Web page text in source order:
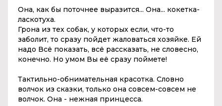
Она, как бы поточнее выразится... Она... кокетка-
ласкотуха.
Грона из тех собак, у которых если, что-то
заболит, то сразу пойдет жаловаться хозяйке. Ей
надо Всё показать, всё рассказать, не словесно,
конечно. Но умом Вы её сразу поймете!
Тактильно-обнимательная красотка. Словно
волчок из сказки, только она совсем-совсем не
волчок. Она - нежная принцесса.